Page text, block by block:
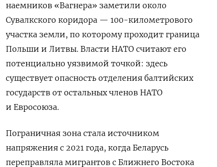
наемников «Вагнера» заметили около
Сувалкского коридора — 100-километрового
участка земли, по которому проходит граница
Польши и Литвы. Власти НАТО считают его
потенциально уязвимой точкой: здесь
существует опасность отделения балтийских
государств от остальных членов НАТО
и Евросоюза.
Пограничная зона стала источником
напряжения с 2021 года, когда Беларусь
переправляла мигрантов с Ближнего Востока